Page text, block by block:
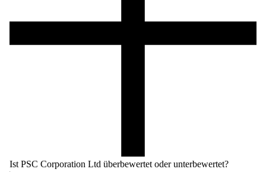
Ist PSC Corporation Ltd überbewertet oder unterbewertet?